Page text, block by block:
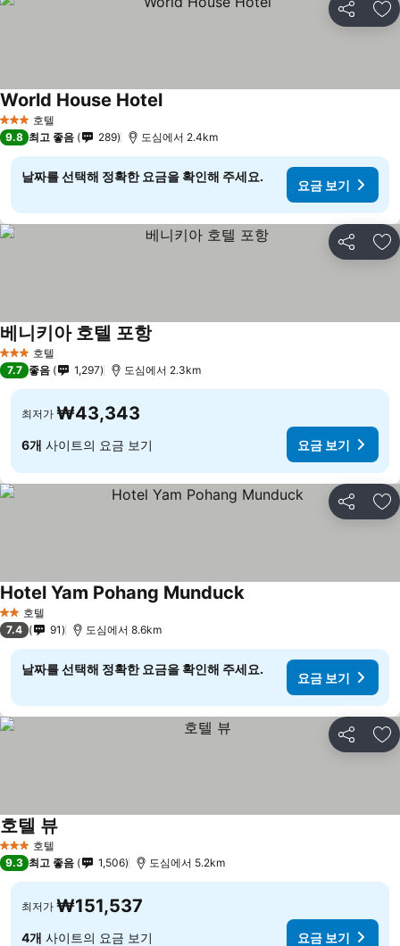
공유 즐
3 성급 호텔
World House Hotel
9.8 최고 좋음 289 도심에서 2.4km
날짜를 선택해 정확한 요금을 확인해 주세요.
요금 보기
공유 즐
3 성급 호텔
베니키아 호텔 포항
7.7 좋음 1,297 도심에서 2.3km
최저가 ₩43,343
6개 사이트의 요금 보기 요금 보기
공유 즐
2 성급호텔
Hotel Yam Pohang Munduck
7.4 91 도심에서 8.6km
날짜를 선택해 정확한 요금을 확인해 주세요.
요금 보기
공유 즐
3 성급 호텔
호텔 뷰
9.3 최고 좋음 1,506 도심에서 5.2km
최저가 ₩151,537
4개 사이트의 요금 보기 요금 보기